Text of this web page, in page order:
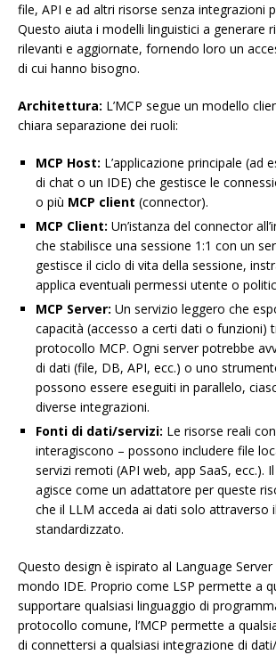
file, API e ad altri risorse senza integrazioni
Questo aiuta i modelli linguistici a generare
rilevanti e aggiornate, fornendo loro un
di cui hanno bisogno.
Architettura: L’MCP segue un modello
chiara separazione dei ruoli:
MCP Host: L’applicazione principale (ad
di chat o un IDE) che gestisce le
o più MCP client (connector).
MCP Client: Un’istanza del connector
che stabilisce una sessione 1:1 con un
gestisce il ciclo di vita della sessione,
applica eventuali permessi utente o
MCP Server: Un servizio leggero che
capacità (accesso a certi dati o funzioni)
protocollo MCP. Ogni server potrebbe
di dati (file, DB, API, ecc.) o uno
possono essere eseguiti in parallelo,
diverse integrazioni.
Fonti di dati/servizi: Le risorse reali
interagiscono – possono includere file
servizi remoti (API web, app SaaS, ecc.).
agisce come un adattatore per queste
che il LLM acceda ai dati solo attraverso
standardizzato.
Questo design è ispirato al Language
mondo IDE. Proprio come LSP permette a
supportare qualsiasi linguaggio di
protocollo comune, l’MCP permette a
di connettersi a qualsiasi integrazione di